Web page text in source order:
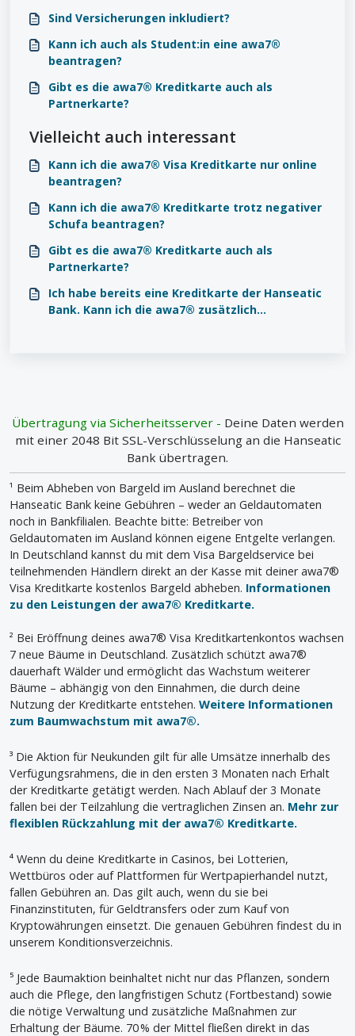
Sind Versicherungen inkludiert?
Kann ich auch als Student:in eine awa7®
beantragen?
Gibt es die awa7® Kreditkarte auch als
Partnerkarte?
Vielleicht auch interessant
Kann ich die awa7® Visa Kreditkarte nur online
beantragen?
Kann ich die awa7® Kreditkarte trotz negativer
Schufa beantragen?
Gibt es die awa7® Kreditkarte auch als
Partnerkarte?
Ich habe bereits eine Kreditkarte der Hanseatic
Bank. Kann ich die awa7® zusätzlich
Übertragung via Sicherheitsserver - Deine Daten werden
mit einer 2048 Bit SSL-Verschlüsselung an die Hanseatic
Bank übertragen.
¹ Beim Abheben von Bargeld im Ausland berechnet die
Hanseatic Bank keine Gebühren – weder an Geldautomaten
noch in Bankfilialen. Beachte bitte: Betreiber von
Geldautomaten im Ausland können eigene Entgelte verlangen.
In Deutschland kannst du mit dem Visa Bargeldservice bei
teilnehmenden Händlern direkt an der Kasse mit deiner awa7®
Visa Kreditkarte kostenlos Bargeld abheben. Informationen
zu den Leistungen der awa7® Kreditkarte.
² Bei Eröffnung deines awa7® Visa Kreditkartenkontos wachsen
7 neue Bäume in Deutschland. Zusätzlich schützt awa7®
dauerhaft Wälder und ermöglicht das Wachstum weiterer
Bäume – abhängig von den Einnahmen, die durch deine
Nutzung der Kreditkarte entstehen. Weitere Informationen
zum Baumwachstum mit awa7®.
³ Die Aktion für Neukunden gilt für alle Umsätze innerhalb des
Verfügungsrahmens, die in den ersten 3 Monaten nach Erhalt
der Kreditkarte getätigt werden. Nach Ablauf der 3 Monate
fallen bei der Teilzahlung die vertraglichen Zinsen an. Mehr zur
flexiblen Rückzahlung mit der awa7® Kreditkarte.
⁴ Wenn du deine Kreditkarte in Casinos, bei Lotterien,
Wettbüros oder auf Plattformen für Wertpapierhandel nutzt,
fallen Gebühren an. Das gilt auch, wenn du sie bei
Finanzinstituten, für Geldtransfers oder zum Kauf von
Kryptowährungen einsetzt. Die genauen Gebühren findest du in
unserem Konditionsverzeichnis.
⁵ Jede Baumaktion beinhaltet nicht nur das Pflanzen, sondern
auch die Pflege, den langfristigen Schutz (Fortbestand) sowie
die nötige Verwaltung und zusätzliche Maßnahmen zur
Erhaltung der Bäume. 70 % der Mittel fließen direkt in das